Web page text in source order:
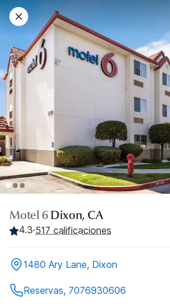
Motel 6 Dixon, CA
4.3·517 calificaciones
1480 Ary Lane, Dixon
Reservas, 7076930606